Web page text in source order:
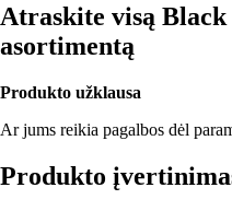
Atraskite visą
asortimentą
Produkto užklausa
Ar jums reikia pagalbos dėl
Produkto